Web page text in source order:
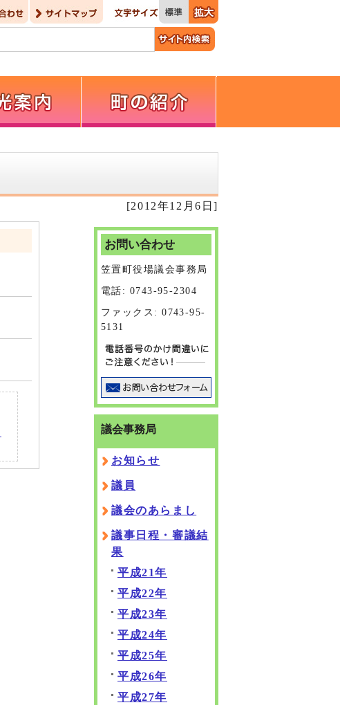
[2012年12月6日]
お問い合わせ
笠置町役場議会事務局
電話: 0743-95-2304
ファックス: 0743-95-
5131
議会事務局
お知らせ
議員
議会のあらまし
議事日程・審議結
果
平成21年
平成22年
平成23年
平成24年
平成25年
平成26年
平成27年